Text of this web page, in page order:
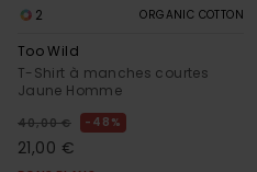
2 ORGANIC COTTON
Too Wild
T-Shirt à manches courtes
Jaune Homme
40,00 € 48%
21,00 €